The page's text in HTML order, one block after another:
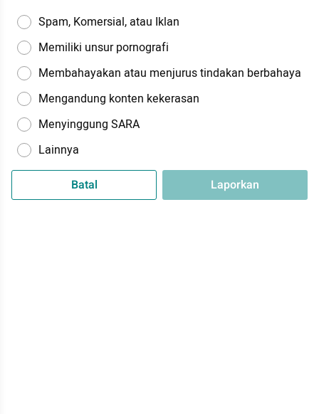
Spam, Komersial, atau Iklan
Memiliki unsur pornografi
Membahayakan atau menjurus tindakan berbahaya
Mengandung konten kekerasan
Menyinggung SARA
Lainnya
Batal Laporkan